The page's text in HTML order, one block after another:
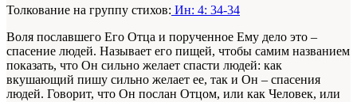
Толкование на группу стихов: Ин: 4: 34-34
Воля пославшего Его Отца и порученное Ему дело это –
спасение людей. Называет его пищей, чтобы самим названием
показать, что Он сильно желает спасти людей: как
вкушающий пишу сильно желает ее, так и Он – спасения
людей. Говорит, что Он послан Отцом, или как Человек, или